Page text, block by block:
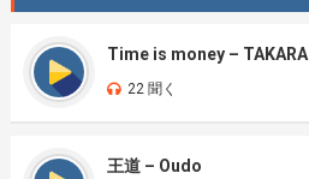
Time is money – TAKARA
22 聞く
王道 – Oudo